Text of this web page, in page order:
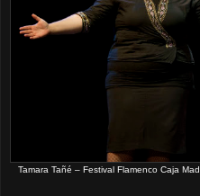
Tamara Tañé – Festival Flamenco Caja